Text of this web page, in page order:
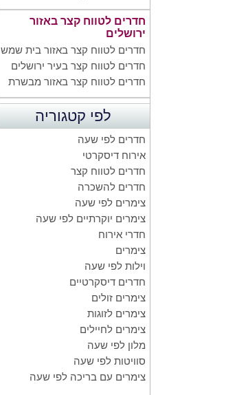
חדרים לטווח קצר באזור
ירושלים
חדרים לטווח קצר באזור בית שמש
חדרים לטווח קצר בעיר ירושלים
חדרים לטווח קצר באזור מבשרת
לפי קטגוריה
חדרים לפי שעה
אירוח דיסקרטי
חדרים לטווח קצר
חדרים להשכרה
צימרים לפי שעה
צימרים יוקרתיים לפי שעה
חדרי אירוח
צימרים
וילות לפי שעה
חדרים דיסקרטיים
צימרים זולים
צימרים לזוגות
צימרים לחיילים
מלון לפי שעה
סוויטות לפי שעה
צימרים עם בריכה לפי שעה